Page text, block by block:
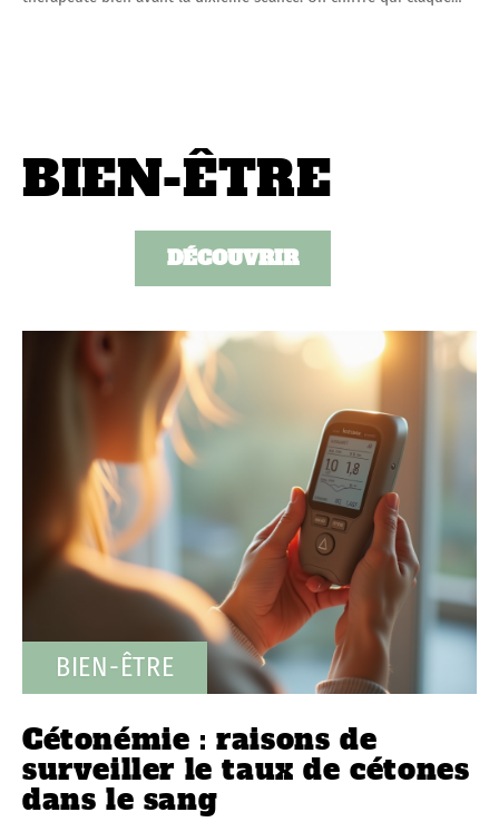
BIEN-ÊTRE
DÉCOUVRIR
BIEN-ÊTRE
Cétonémie : raisons de
surveiller le taux de cétones
dans le sang